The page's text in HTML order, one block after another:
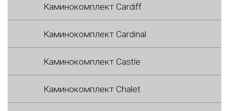
Каминокомплект Cardiff
Каминокомплект Cardinal
Каминокомплект Castle
Каминокомплект Chalet